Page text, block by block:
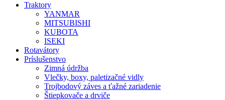
Traktory
YANMAR
MITSUBISHI
KUBOTA
ISEKI
Rotavátory
Príslušenstvo
Zimná údržba
Vlečky, boxy, paletizačné vidly
Trojbodový záves a ťažné zariadenie
Štiepkovače a drviče